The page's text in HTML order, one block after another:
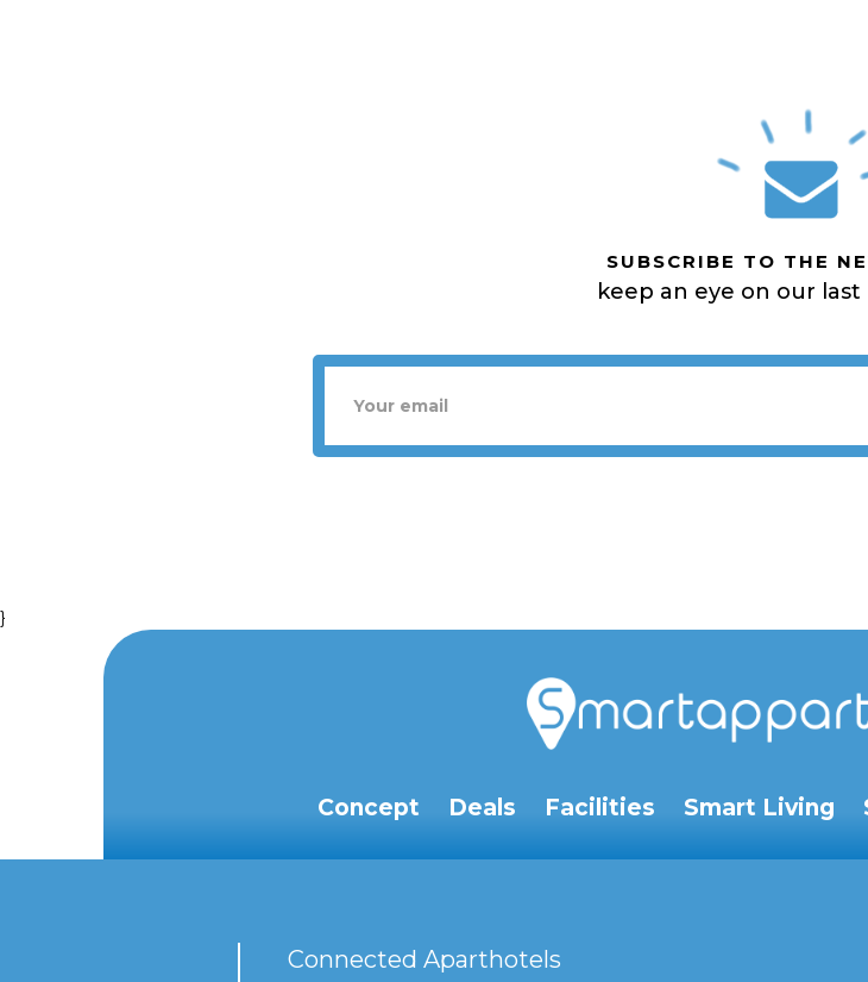
SUBSCRIBE TO THE
keep an eye on our
}
Concept Deals Facilities Smart Living
Connected Aparthotels